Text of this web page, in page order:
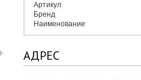
Артикул
Бренд
Наименование
АДРЕС